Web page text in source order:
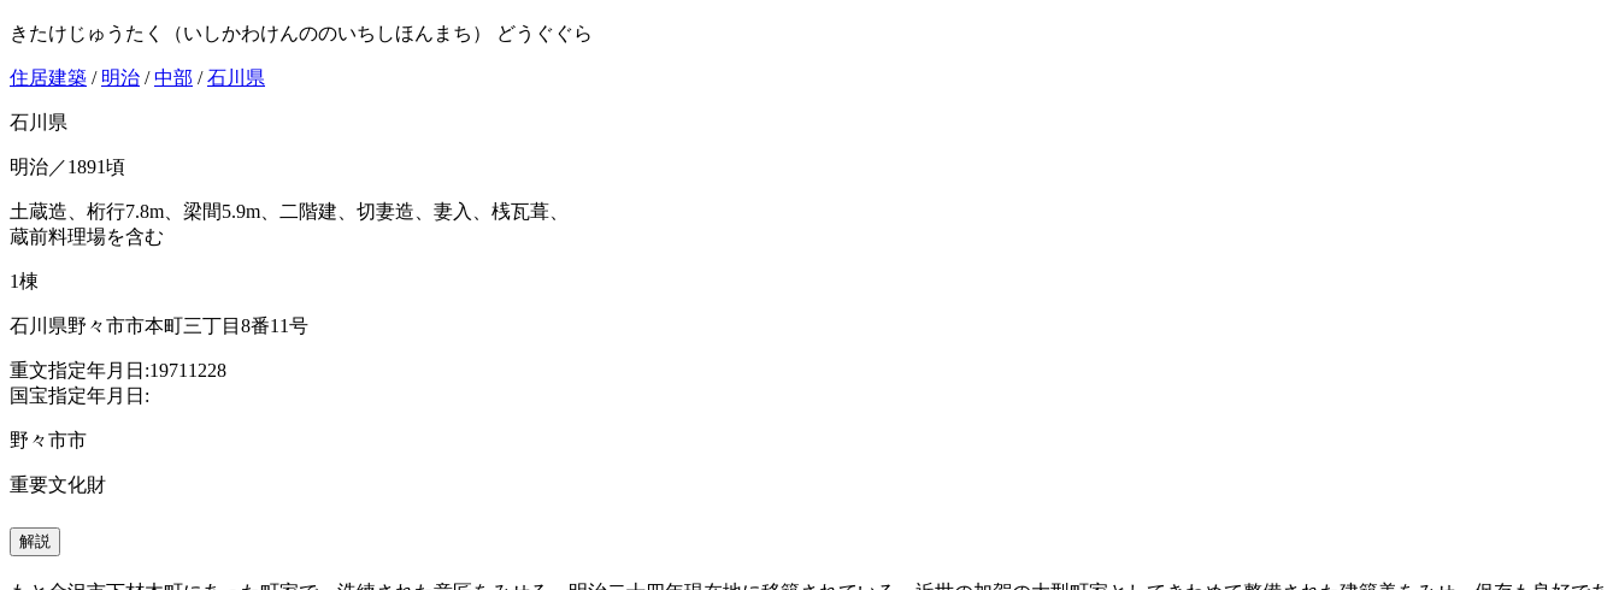
きたけじゅうたく（いしかわけんののいちしほんまち） どうぐぐら
住居建築 / 明治 /中部 /石川県
石川県
明治／1891頃
土蔵造、桁行7.8m、梁間5.9m、二階建、切妻造、妻入、桟瓦葺、
蔵前料理場を含む
1棟
石川県野々市市本町三丁目8番11号
重文指定年月日:19711228
国宝指定年月日:
野々市市
重要文化財
解説